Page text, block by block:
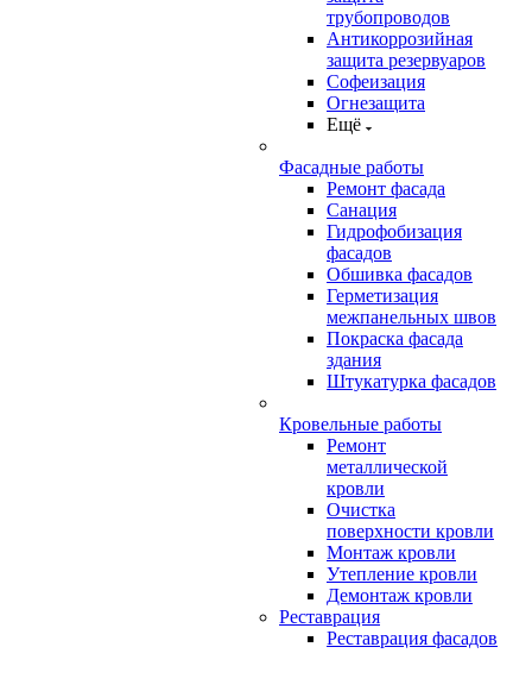
трубопроводов
Антикоррозийная
защита резервуаров
Софеизация
Огнезащита
Ещё
Фасадные работы
Ремонт фасада
Санация
Гидрофобизация
фасадов
Обшивка фасадов
Герметизация
межпанельных швов
Покраска фасада
здания
Штукатурка фасадов
Кровельные работы
Ремонт
металлической
кровли
Очистка
поверхности кровли
Монтаж кровли
Утепление кровли
Демонтаж кровли
Реставрация
Реставрация фасадов